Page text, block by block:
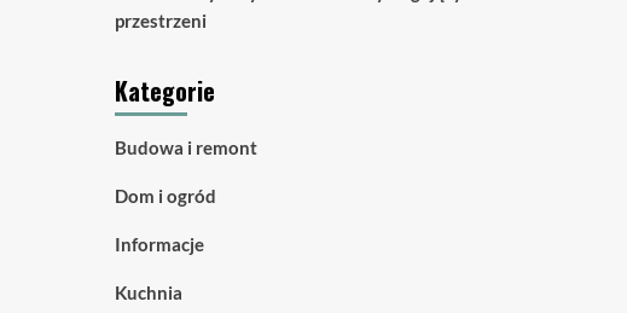
przestrzeni
Kategorie
Budowa i remont
Dom i ogród
Informacje
Kuchnia